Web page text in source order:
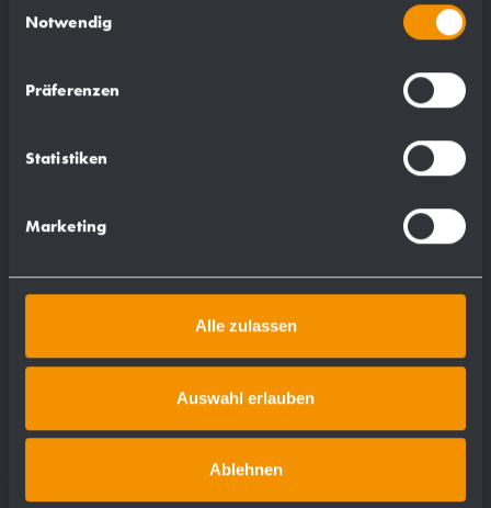
Notwendig
Präferenzen
Statistiken
Marketing
Alle zulassen
Auswahl erlauben
Ablehnen
Toilet brush set AC261
97 x 391 x 129 mm